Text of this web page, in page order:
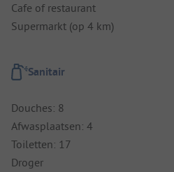
Cafe of restaurant
Supermarkt (op 4 km)
Sanitair
Douches: 8
Afwasplaatsen: 4
Toiletten: 17
Droger